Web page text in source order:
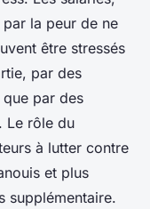
la peur de ne
être stressés
par des
par des
Le rôle du
à lutter contre
et plus
supplémentaire.